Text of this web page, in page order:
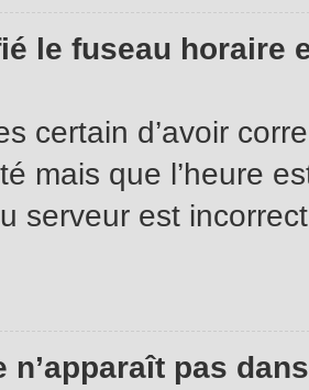
le fuseau horaire
certain d’avoir
mais que l’heure
serveur est
n’apparaît pas